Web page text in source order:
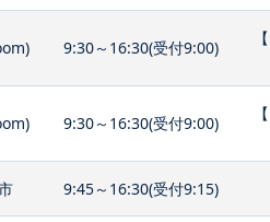
9:30～16:30(受付9:00)
9:30～16:30(受付9:00)
9:45～16:30(受付9:15)